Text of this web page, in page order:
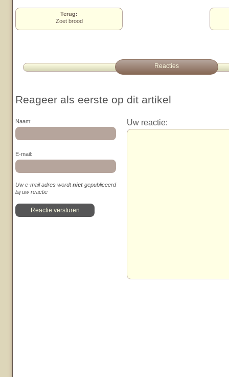
Terug:
Zoet brood
Reacties
Reageer als eerste op dit artikel
Naam:
E-mail:
Uw e-mail adres wordtniet gepubliceerd
bij uw reactie
Uw reactie: